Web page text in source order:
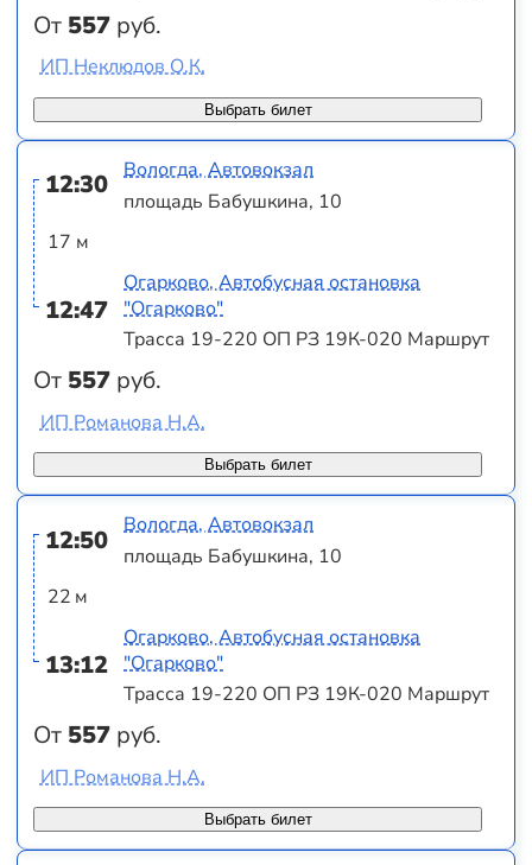
От 557 руб.
Выбрать билет
ИП Неклюдов О.К.
12:30
17 м
12:47
От 557 руб.
Вологда, Автовокзал
площадь Бабушкина, 10
Огарково, Автобусная остановка
"Огарково"
Трасса 19-220 ОП РЗ 19К-020 Маршрут
Выбрать билет
ИП Романова Н.А.
12:50
22 м
13:12
От 557 руб.
Вологда, Автовокзал
площадь Бабушкина, 10
Огарково, Автобусная остановка
"Огарково"
Трасса 19-220 ОП РЗ 19К-020 Маршрут
Выбрать билет
ИП Романова Н.А.